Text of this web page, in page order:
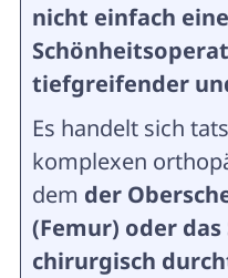
nicht einfach eine
tiefgreifender
Es handelt sich
komplexen
dem der
(Femur) oder
chirurgisch